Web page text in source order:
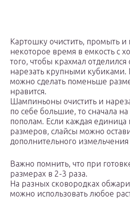
Картошку очистить, промыть и
некоторое время в емкость с
того, чтобы крахмал
нарезать крупными
можно сделать поменьше
нравится.
Шампиньоны очистить и
по себе большие, то сначала на
пополам. Если каждая
размеров, слайсы можно
дополнительного измельчения
Важно помнить, что при
размерах в 2-3 раза.
На разных сковородках
можно использовать любое